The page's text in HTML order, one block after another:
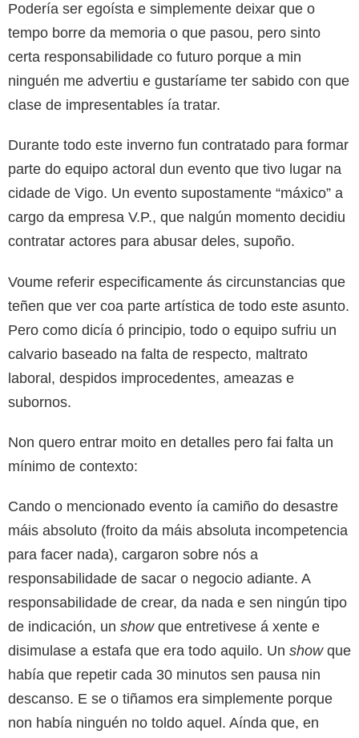
Podería ser egoísta e simplemente deixar que o
tempo borre da memoria o que pasou, pero sinto
certa responsabilidade co futuro porque a min
ninguén me advertiu e gustaríame ter sabido con que
clase de impresentables ía tratar.
Durante todo este inverno fun contratado para formar
parte do equipo actoral dun evento que tivo lugar na
cidade de Vigo. Un evento supostamente “máxico” a
cargo da empresa V.P., que nalgún momento decidiu
contratar actores para abusar deles, supoño.
Voume referir especificamente ás circunstancias que
teñen que ver coa parte artística de todo este asunto.
Pero como dicía ó principio, todo o equipo sufriu un
calvario baseado na falta de respecto, maltrato
laboral, despidos improcedentes, ameazas e
subornos.
Non quero entrar moito en detalles pero fai falta un
mínimo de contexto:
Cando o mencionado evento ía camiño do desastre
máis absoluto (froito da máis absoluta incompetencia
para facer nada), cargaron sobre nós a
responsabilidade de sacar o negocio adiante. A
responsabilidade de crear, da nada e sen ningún tipo
de indicación, un showque entretivese á xente e
disimulase a estafa que era todo aquilo. Un showque
había que repetir cada 30 minutos sen pausa nin
descanso. E se o tiñamos era simplemente porque
non había ninguén no toldo aquel. Aínda que, en